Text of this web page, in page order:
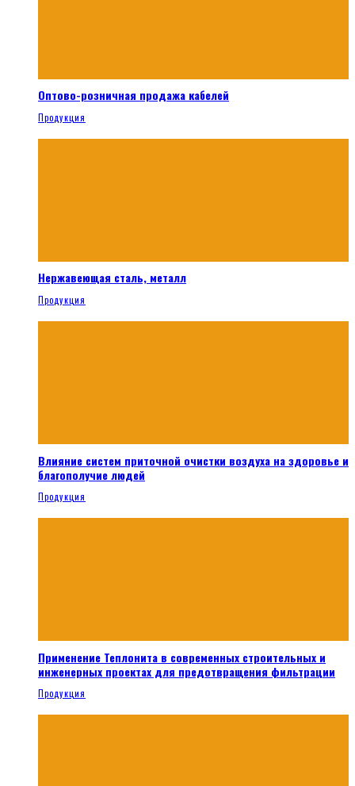
Оптово-розничная продажа кабелей
Продукция
Нержавеющая сталь, металл
Продукция
Влияние систем приточной очистки воздуха на здоровье и
благополучие людей
Продукция
Применение Теплонита в современных строительных и
инженерных проектах для предотвращения фильтрации
Продукция